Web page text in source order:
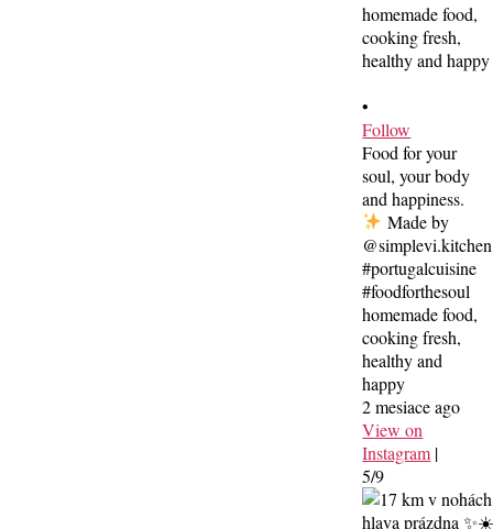
•
Follow
Food for your
soul, your body
and happiness.
Made by
@simplevi.kitchen
#portugalcuisine
#foodforthesoul
homemade food,
cooking fresh,
healthy and
happy
2 mesiace ago
View on
Instagram |
5/9